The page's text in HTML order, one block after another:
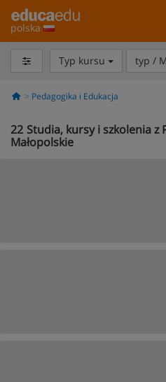
polska
Typ kursu typ /
Pedagogika i Edukacja
22 Studia, kursy i szkolenia z
Małopolskie